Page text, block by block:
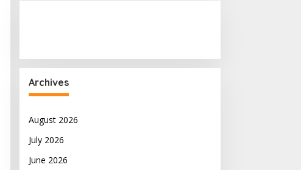
Archives
August 2026
July 2026
June 2026